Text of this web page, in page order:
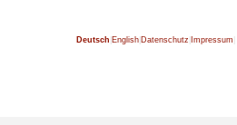
Deutsch English Datenschutz Impressum